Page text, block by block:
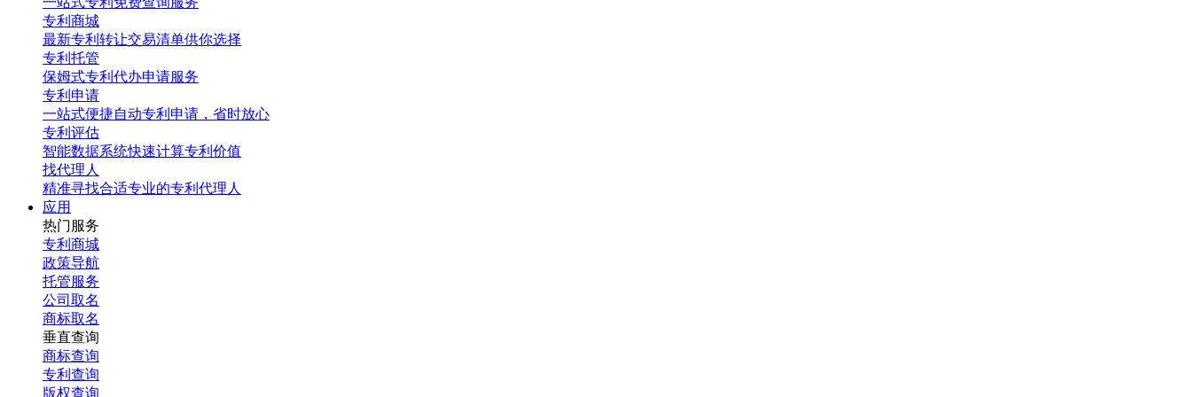
专利商城
最新专利转让交易清单供你选择
专利托管
保姆式专利代办申请服务
专利申请
一站式便捷自动专利申请，省时放心
专利评估
智能数据系统快速计算专利价值
找代理人
精准寻找合适专业的专利代理人
应用
热门服务
专利商城
政策导航
托管服务
公司取名
商标取名
垂直查询
商标查询
专利查询
版权查询